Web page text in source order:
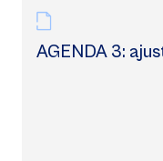
AGENDA 3: